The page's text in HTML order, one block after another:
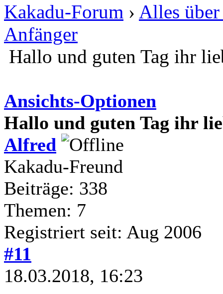
Kakadu-Forum › Alles
Anfänger
Hallo und guten Tag ihr
Ansichts-Optionen
Hallo und guten Tag ihr
Alfred
Kakadu-Freund
Beiträge: 338
Themen: 7
Registriert seit: Aug 2006
#11
18.03.2018, 16:23